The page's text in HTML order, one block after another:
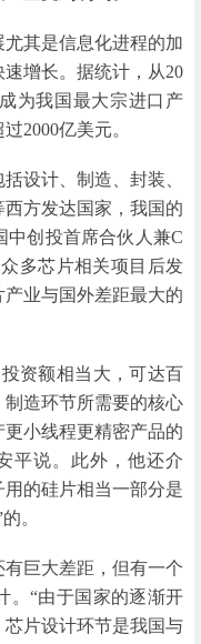
其是信息化进程的加
增长。据统计，从20
为我国最大宗进口产
2000亿美元。
设计、制造、封装、
方发达国家，我国的
中创投首席合伙人兼C
多芯片相关项目后发
业与国外差距最大的
资额相当大，可达百
造环节所需要的核心
小线程更精密产品的
平说。此外，他还介
的硅片相当一部分是
。
巨大差距，但有一个
。“由于国家的逐渐开
片设计环节是我国与